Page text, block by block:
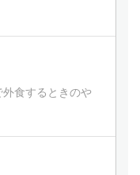
食するときのや